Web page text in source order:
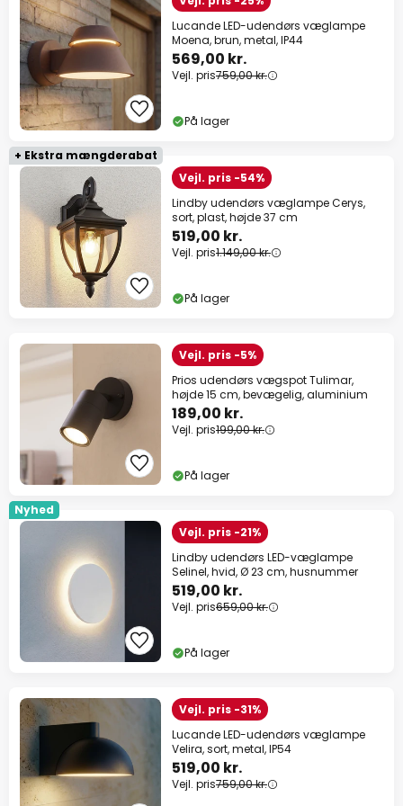
Lucande LED-udendørs væglampe
Moena, brun, metal, IP44
569,00 kr.
Vejl. pris759,00 kr.
På lager
+ Ekstra mængderabat
Vejl. pris -54%
Lindby udendørs væglampe Cerys,
sort, plast, højde 37 cm
519,00 kr.
Vejl. pris1.149,00 kr.
På lager
Vejl. pris -5%
Prios udendørs vægspot Tulimar,
højde 15 cm, bevægelig, aluminium
189,00 kr.
Vejl. pris199,00 kr.
På lager
Nyhed
Vejl. pris -21%
Lindby udendørs LED-væglampe
Selinel, hvid, Ø 23 cm, husnummer
519,00 kr.
Vejl. pris659,00 kr.
På lager
Vejl. pris -31%
Lucande LED-udendørs væglampe
Velira, sort, metal, IP54
519,00 kr.
Vejl. pris759,00 kr.